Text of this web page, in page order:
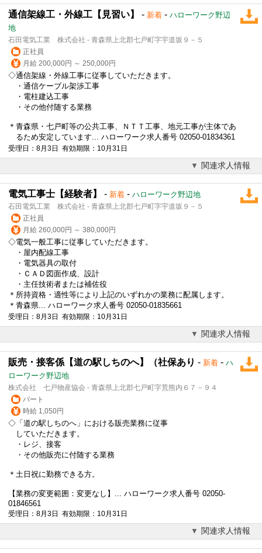
通信架線工・外線工【見習い】 - 新着 - ハローワーク野辺
地
石田電気工業 株式会社 - 青森県上北郡七戸町字宇道坂９－５
正社員
月給 200,000円 ～ 250,000円
◇通信架線・外線工事に従事していただきます。
・通信ケーブル架渉工事
・電柱建込工事
・その他付随する業務
＊青森県・七戸町等の公共工事、ＮＴＴ工事、地元工事が主体であ
るため安定しています... ハローワーク求人番号 02050-01834361
受理日：8月3日 有効期限：10月31日
関連求人情報
電気工事士【経験者】 - 新着 - ハローワーク野辺地
石田電気工業 株式会社 - 青森県上北郡七戸町字宇道坂９－５
正社員
月給 260,000円 ～ 380,000円
◇電気一般工事に従事していただきます。
・屋内配線工事
・電気器具の取付
・ＣＡＤ図面作成、設計
・主任技術者または補佐役
＊所持資格・適性等により上記のいずれかの業務に配属します。
＊青森県... ハローワーク求人番号 02050-01835661
受理日：8月3日 有効期限：10月31日
関連求人情報
販売・接客係【道の駅しちのへ】（社保あり - 新着 - ハ
ローワーク野辺地
株式会社 七戸物産協会 - 青森県上北郡七戸町字荒熊内６７－９４
パート
時給 1,050円
◇「道の駅しちのへ」における販売業務に従事
していただきます。
・レジ、接客
・その他販売に付随する業務
＊土日祝に勤務できる方。
【業務の変更範囲：変更なし】... ハローワーク求人番号 02050-
01846561
受理日：8月3日 有効期限：10月31日
関連求人情報